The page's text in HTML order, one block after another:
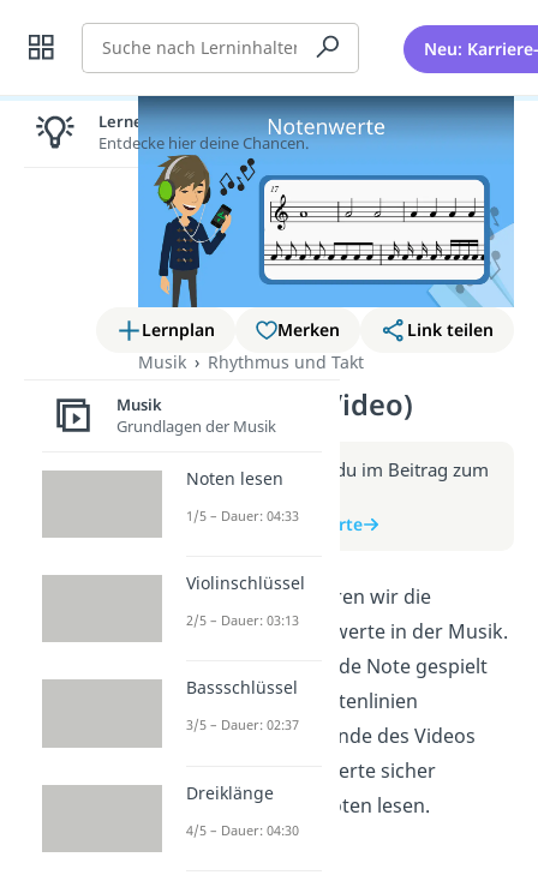
Suche Neu:
Lernplan Merken
Link teilen
Musik
Rhythmus und Takt
Notenwerte (Video)
Weitere Infos erhältst du im Beitrag zum
zum Beitrag: Notenwerte
In diesem Video erklären wir die
verschiedenen Notenwerte in der Musik.
Du lernst, wie lange jede Note gespielt
wird und wie sie in Notenlinien
dargestellt wird. Am Ende des Videos
kannst du die Notenwerte sicher
unterscheiden und Noten lesen.
Lernen lohnt sich!
Entdecke hier deine Chancen.
Musik
Grundlagen der Musik
Noten lesen
1/5 – Dauer: 04:33
Violinschlüssel
2/5 – Dauer: 03:13
Bassschlüssel
3/5 – Dauer: 02:37
Dreiklänge
4/5 – Dauer: 04:30